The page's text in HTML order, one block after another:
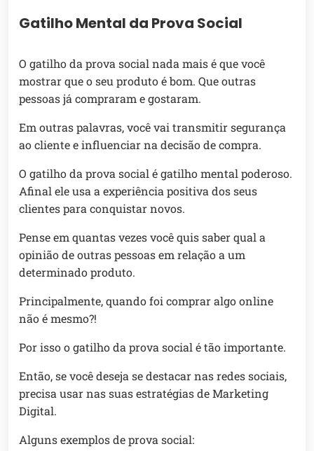
Gatilho Mental da Prova Social
O gatilho da prova social nada mais é que você
mostrar que o seu produto é bom. Que outras
pessoas já compraram e gostaram.
Em outras palavras, você vai transmitir segurança
ao cliente e influenciar na decisão de compra.
O gatilho da prova social é gatilho mental poderoso.
Afinal ele usa a experiência positiva dos seus
clientes para conquistar novos.
Pense em quantas vezes você quis saber qual a
opinião de outras pessoas em relação a um
determinado produto.
Principalmente, quando foi comprar algo online
não é mesmo?!
Por isso o gatilho da prova social é tão importante.
Então, se você deseja se destacar nas redes sociais,
precisa usar nas suas estratégias de Marketing
Digital.
Alguns exemplos de prova social: